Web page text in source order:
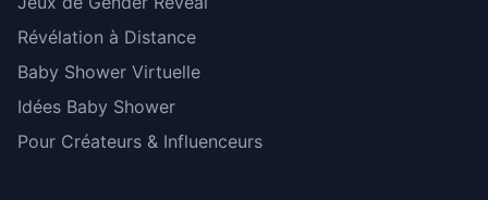
Révélation à Distance
Baby Shower Virtuelle
Idées Baby Shower
Pour Créateurs & Influenceurs